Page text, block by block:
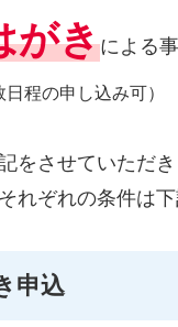
がきによる
程の申し込み可）
をさせていただ
れぞれの条件は下
申込